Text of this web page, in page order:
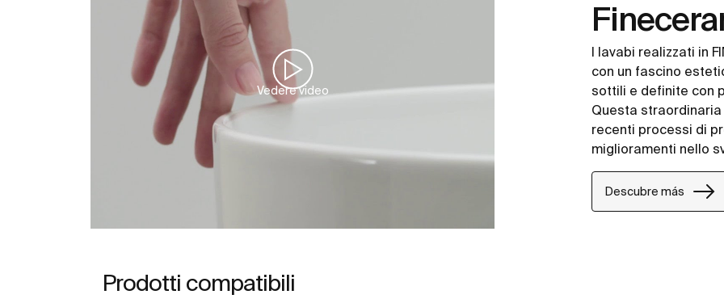
Vedere video
I lavabi realizzati in
con un fascino
sottili e definite con
Questa
recenti processi di
miglioramenti nello
Descubre más
Prodotti compatibili